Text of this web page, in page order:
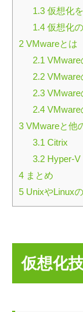
1.3仮想化
1.4仮想化
2 VMwareとは
2.1 VMware
2.2VMware
2.3VMware
2.4VMware
3 VMwareと他
3.1 Citrix
3.2Hyper-V
4 まとめ
5 UnixやLinux
仮想化